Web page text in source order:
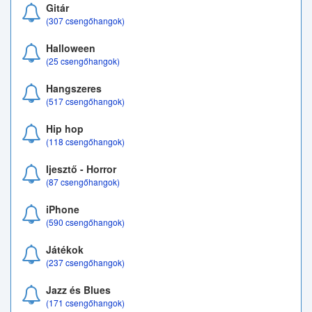
Gitár
(307 csengőhangok)
Halloween
(25 csengőhangok)
Hangszeres
(517 csengőhangok)
Hip hop
(118 csengőhangok)
Ijesztő - Horror
(87 csengőhangok)
iPhone
(590 csengőhangok)
Játékok
(237 csengőhangok)
Jazz és Blues
(171 csengőhangok)